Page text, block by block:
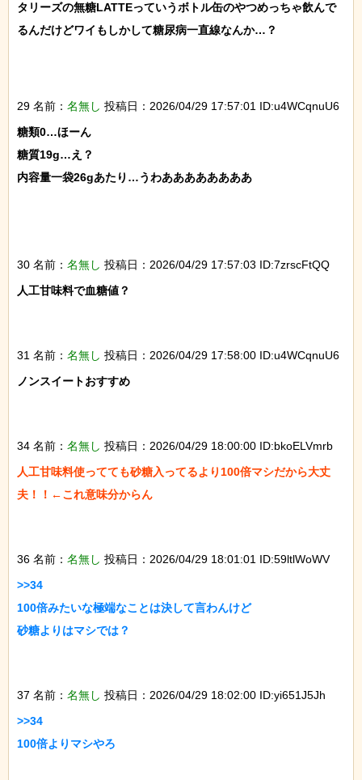
タリーズの無糖LATTEっていうボトル缶のやつめっちゃ飲んで
るんだけどワイもしかして糖尿病一直線なんか…？
29 名前： 名無し 投稿日：2026/04/29 17:57:01 ID:u4WCqnuU6
糖類0…ほーん
糖質19g…え？
内容量一袋26gあたり…うわああああああああ
30 名前： 名無し 投稿日：2026/04/29 17:57:03 ID:7zrscFtQQ
人工甘味料で血糖値？
31 名前： 名無し 投稿日：2026/04/29 17:58:00 ID:u4WCqnuU6
ノンスイートおすすめ
34 名前： 名無し 投稿日：2026/04/29 18:00:00 ID:bkoELVmrb
人工甘味料使ってても砂糖入ってるより100倍マシだから大丈
夫！！←これ意味分からん
36 名前： 名無し 投稿日：2026/04/29 18:01:01 ID:59ltlWoWV
>>34
100倍みたいな極端なことは決して言わんけど
砂糖よりはマシでは？
37 名前： 名無し 投稿日：2026/04/29 18:02:00 ID:yi651J5Jh
>>34
100倍よりマシやろ